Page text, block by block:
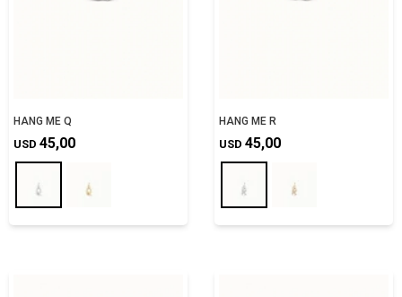
HANG ME Q
USD 45,00
HANG ME R
USD 45,00